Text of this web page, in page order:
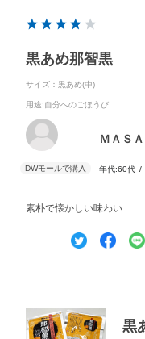
黒あめ那智黒
サイズ：黒あめ(中)
用途:自分へのごほうび
ＭＡＳＡ
年代:60代
素朴で懐かしい味わい
黒